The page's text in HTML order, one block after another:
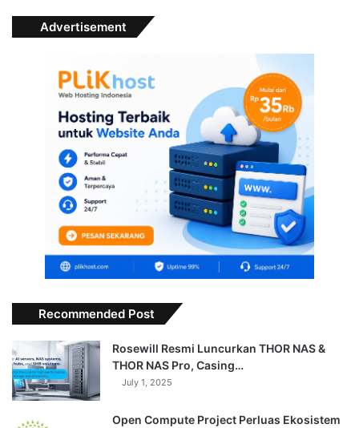
Advertisement
Recommended Post
Rosewill Resmi Luncurkan THOR NAS &
THOR NAS Pro, Casing…
July 1, 2025
Open Compute Project Perluas Ekosistem